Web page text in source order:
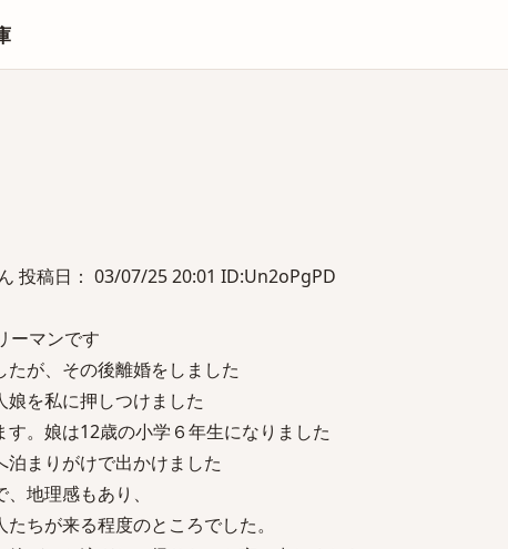
投稿日： 03/07/25 20:01 ID:Un2oPgPD
ーマンです
が、その後離婚をしました
を私に押しつけました
。娘は12歳の小学６年生になりました
まりがけで出かけました
地理感もあり、
ちが来る程度のところでした。